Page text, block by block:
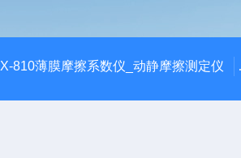
X-810薄膜摩擦系数仪_动静摩擦测定仪